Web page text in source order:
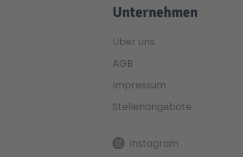
Unternehmen
Über uns
AGB
Impressum
Stellenangebote
Instagram